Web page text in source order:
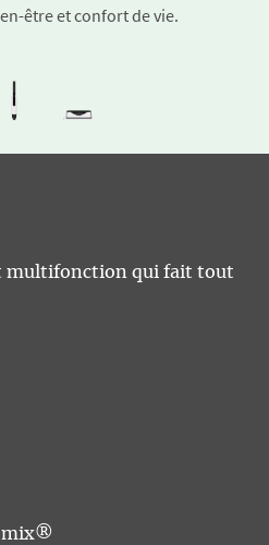
être et confort de vie.
qui fait tout